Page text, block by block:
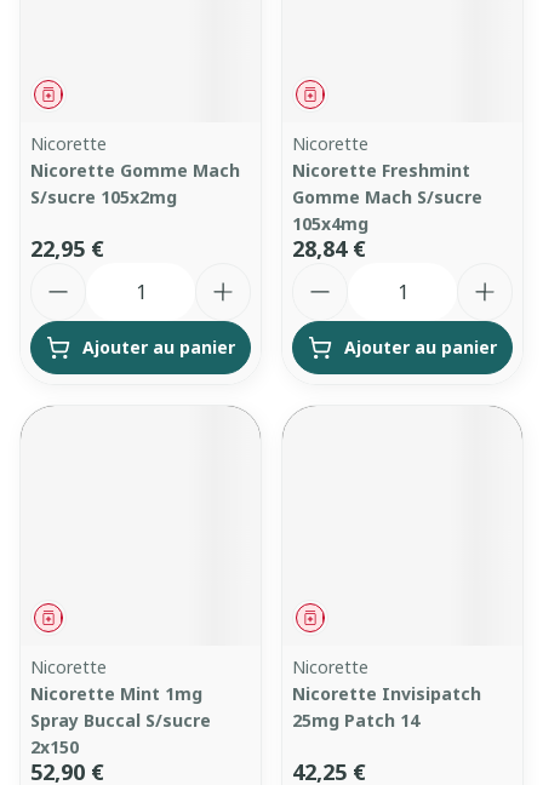
Médicament
Nicorette
Nicorette Gomme Mach
S/sucre 105x2mg
22,95 €
Ajouter au panier
Médicament
Nicorette
Nicorette Freshmint
Gomme Mach S/sucre
105x4mg
28,84 €
Ajouter au panier
Médicament
Nicorette
Nicorette Mint 1mg
Spray Buccal S/sucre
2x150
52,90 €
Médicament
Nicorette
Nicorette Invisipatch
25mg Patch 14
42,25 €